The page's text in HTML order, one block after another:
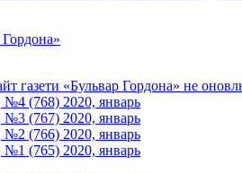
газети «Бульвар Гордона» не
№4 (768) 2020, январь
№3 (767) 2020, январь
№2 (766) 2020, январь
№1 (765) 2020, январь